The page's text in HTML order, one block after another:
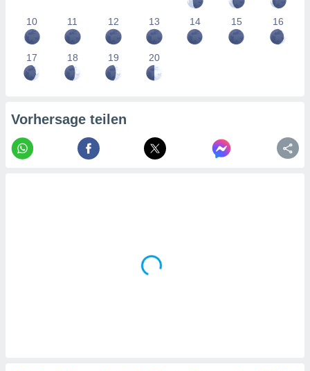
10 11 12 13 14 15 16
17 18 19 20
Vorhersage teilen